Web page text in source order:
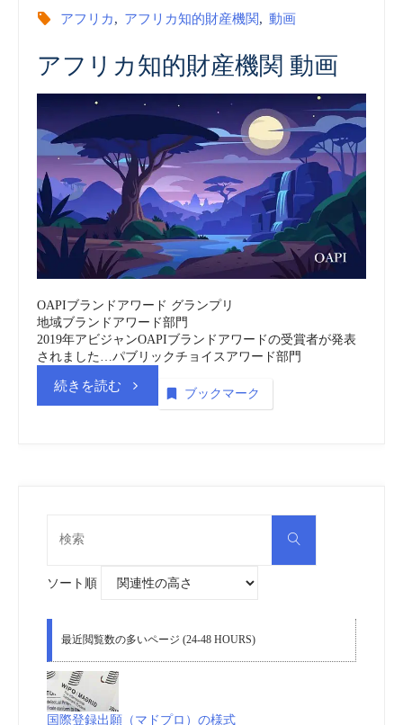
(OAPI)
商
標
動
画
(embedded)
アフリカ, アフリカ知的財産機関, 動画
アフリカ知的財産機関 動画
OAPIブランドアワード グランプリ
地域ブランドアワード部門
2019年アビジャンOAPIブランドアワードの受賞者が発表
されました…パブリックチョイスアワード部門
続きを読む“ア
的
ブックマーク
検
ソート順
最近閲覧数の多いページ (24-48 HOURS)
国際登録出願（マドプロ）の様式